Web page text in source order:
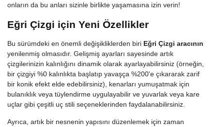
onların da bu anları sizinle birlikte yaşamasına izin verin!
Eğri Çizgi için Yeni Özellikler
Bu sürümdeki en önemli değişikliklerden biri Eğri Çizgi aracının
yenilenmiş olmasıdır. Gelişmiş ayarları sayesinde artık
çizgilerinizin kalınlığını dinamik olarak ayarlayabilirsiniz (örneğin,
bir çizgiyi %0 kalınlıkta başlatıp yavaşça %200'e çıkararak zarif
bir konik efekt elde edebilirsiniz), kenarları yumuşatmak için
bulanıklık veya tüylendirme uygulayabilir ve yuvarlak veya kare
uçlar gibi çeşitli uç stili seçeneklerinden faydalanabilirsiniz.
Ayrıca, artık bir nesnenin yapısını düzenlemek için zaman